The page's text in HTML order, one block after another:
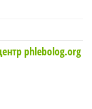
phlebolog.org